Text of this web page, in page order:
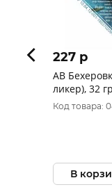
227 p
АВ
ликер), 32 гр
Код товара:
В